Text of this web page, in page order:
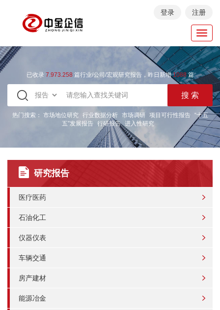
登录 注册
已收录 7.973.258 篇行业/公司/宏观研究报告，昨日新增1088篇
热门搜索： 市场地位研究 行业数据分析 市场调研 项目可行性报告
“十五
五”发展报告 行研报告 进入性研究
研究报告
医疗医药
石油化工
仪器仪表
车辆交通
房产建材
能源冶金